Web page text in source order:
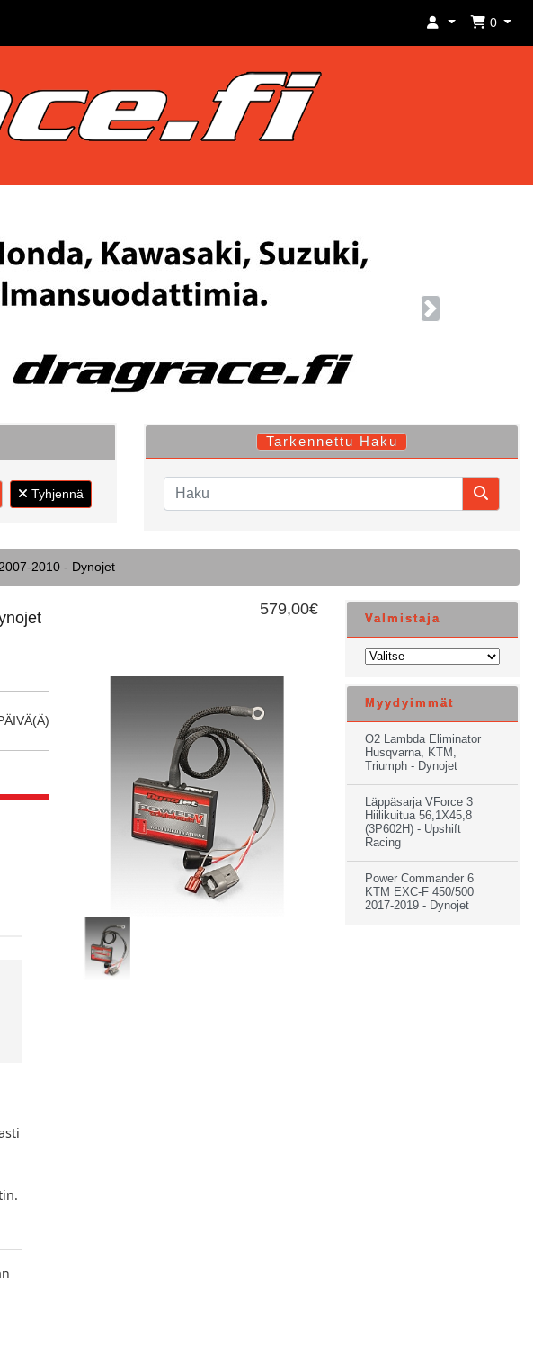
0
Next
Tyhjennä
Tarkennettu Haku
2010 - Dynojet
579,00€
Valmistaja
Myydyimmät
O2 Lambda Eliminator
Husqvarna, KTM,
Triumph - Dynojet
Läppäsarja VForce 3
Hiilikuitua 56,1X45,8
(3P602H) - Upshift
Racing
Power Commander 6
KTM EXC-F 450/500
2017-2019 - Dynojet